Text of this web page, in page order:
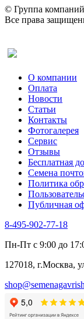
Ревень
Рукола
Рута
Тмин
Трава
Туласи
Укроп
Шпинат
Щавель
Алтей
Анис
Девясил
Душица
© Группа
Все права
О компании
Оплата
Новости
Статьи
Контакты
Фотогалерея​
Сервис
Отзывы
Бесплатная
Семена
Политика
Публичная
8-495-902-77-18
Пн-Пт с 9:00 до
127018, г.Москва,